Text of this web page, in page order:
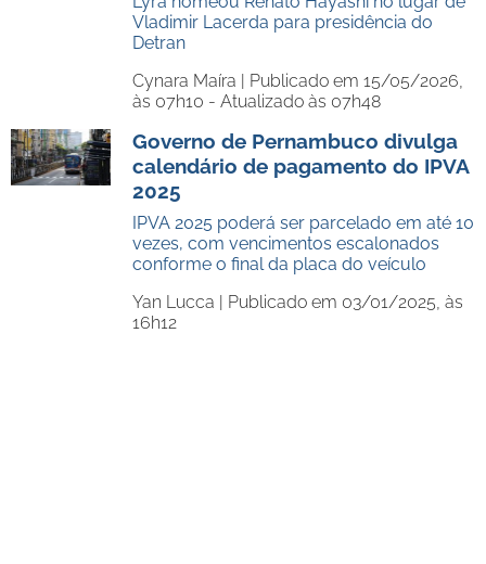
Vladimir Lacerda para presidência do
Detran
Cynara Maíra | Publicado em 15/05/2026,
às 07h10 - Atualizado às 07h48
Governo de Pernambuco divulga
calendário de pagamento do IPVA
2025
IPVA 2025 poderá ser parcelado em até 10
vezes, com vencimentos escalonados
conforme o final da placa do veículo
Yan Lucca | Publicado em 03/01/2025, às
16h12